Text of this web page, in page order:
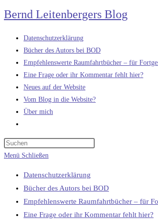
Zum
Inhalt
springen
Bernd Leitenbergers Blog
Datenschutzerklärung
Bücher des Autors bei BOD
Empfehlenswerte Raumfahrtbücher – für
Eine Frage oder ihr Kommentar fehlt hier?
Neues auf der Website
Vom Blog in die Website?
Über mich
umschalten
Menü Schließen
Datenschutzerklärung
Bücher des Autors bei BOD
Empfehlenswerte Raumfahrtbücher – für
Eine Frage oder ihr Kommentar fehlt hier?